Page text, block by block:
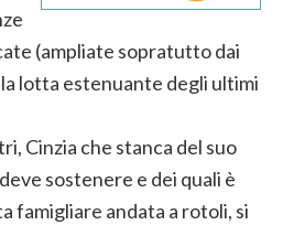
(ampliate sopratutto dai
lotta estenuante degli ultimi
Cinzia che stanca del suo
sostenere e dei quali è
famigliare andata a rotoli, si